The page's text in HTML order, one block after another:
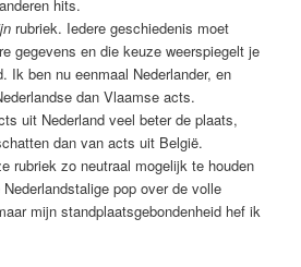
hits.
rubriek. Iedere geschiedenis moet
gegevens en die keuze weerspiegelt je
Ik ben nu eenmaal Nederlander, en
dan Vlaamse acts.
uit Nederland veel beter de plaats,
dan van acts uit België.
rubriek zo neutraal mogelijk te houden
pop over de volle
mijn standplaatsgebondenheid hef ik